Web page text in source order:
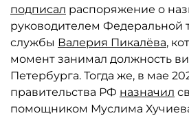
подписал распоряжение о
руководителем Федеральной
службы Валерия Пикалёва,
момент занимал должность
Петербурга. Тогда же, в мае
правительства РФ назначил
помощником Муслима